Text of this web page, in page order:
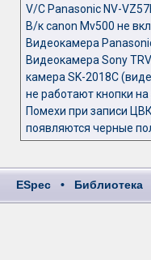
V/C Panasonic NV-
В/к canon Mv500 не
Видеокамера
Видеокамера Sony
камера SK-2018C
не работают кнопки
Помехи при записи
появляются черные
ESpec • Библиотека